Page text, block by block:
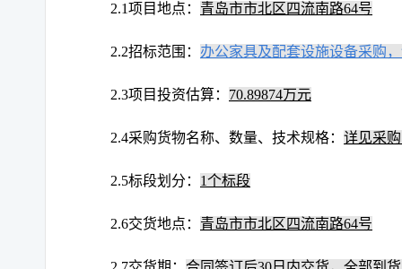
2.1项目地点： 青岛市市北区四流南路64号
2.2招标范围： 办公家具及配套设施设备采购
2.3项目投资估算： 70.89874万元
2.4采购货物名称、数量、技术规格： 详见采
2.5标段划分： 1个标段
2.6交货地点： 青岛市市北区四流南路64号